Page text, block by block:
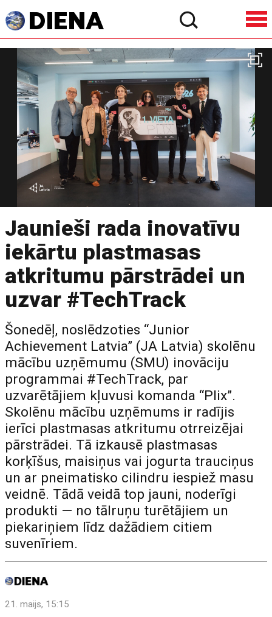
Jaunieši rada inovatīvu
iekārtu plastmasas
atkritumu pārstrādei un
uzvar #TechTrack
Šonedēļ, noslēdzoties “Junior
Achievement Latvia” (JA Latvia) skolēnu
mācību uzņēmumu (SMU) inovāciju
programmai #TechTrack, par
uzvarētājiem kļuvusi komanda “Plix”.
Skolēnu mācību uzņēmums ir radījis
ierīci plastmasas atkritumu otrreizējai
pārstrādei. Tā izkausē plastmasas
korķīšus, maisiņus vai jogurta trauciņus
un ar pneimatisko cilindru iespiež masu
veidnē. Tādā veidā top jauni, noderīgi
produkti — no tālruņu turētājiem un
piekariņiem līdz dažādiem citiem
suvenīriem.
21. maijs, 15:15